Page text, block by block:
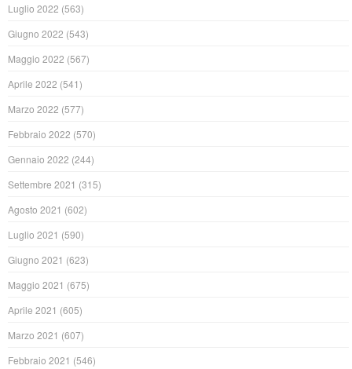
Luglio 2022 (563)
Giugno 2022 (543)
Maggio 2022 (567)
Aprile 2022 (541)
Marzo 2022 (577)
Febbraio 2022 (570)
Gennaio 2022 (244)
Settembre 2021 (315)
Agosto 2021 (602)
Luglio 2021 (590)
Giugno 2021 (623)
Maggio 2021 (675)
Aprile 2021 (605)
Marzo 2021 (607)
Febbraio 2021 (546)